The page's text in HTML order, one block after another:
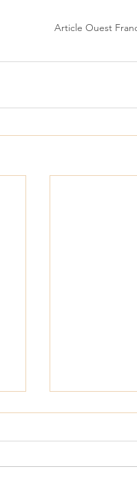
Article Ouest